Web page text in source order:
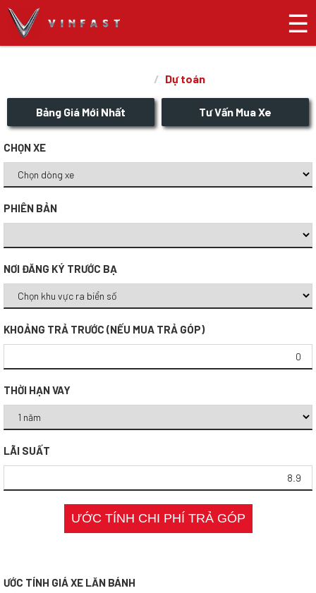
☰
Dự toán
Bảng Giá Mới Nhất Tư Vấn Mua Xe
CHỌN XE
PHIÊN BẢN
NƠI ĐĂNG KÝ TRƯỚC BẠ
KHOẢNG TRẢ TRƯỚC (NẾU MUA TRẢ GÓP)
THỜI HẠN VAY
LÃI SUẤT
ƯỚC TÍNH CHI PHÍ TRẢ GÓP
ƯỚC TÍNH GIÁ XE LĂN BÁNH